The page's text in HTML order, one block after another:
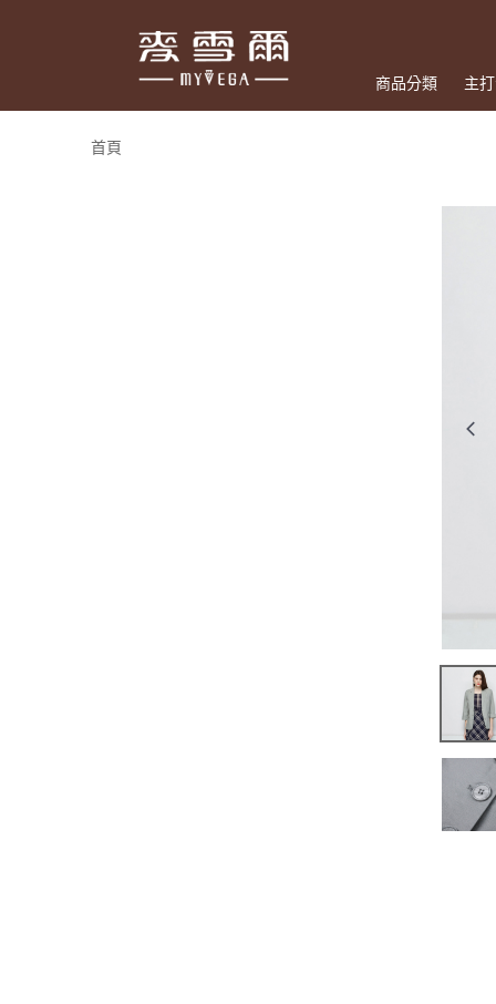
商品分類 主
首頁